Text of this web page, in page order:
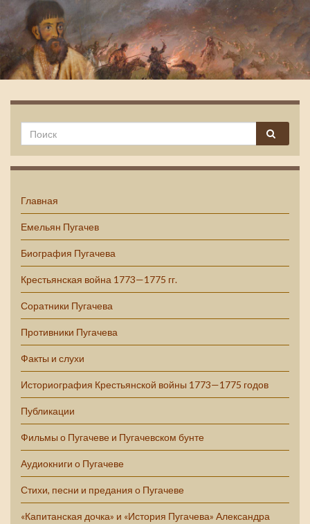
Емельян Пугачев
Главная
Емельян Пугачев
Биография Пугачева
Крестьянская война 1773—1775 гг.
Соратники Пугачева
Противники Пугачева
Факты и слухи
Историография Крестьянской войны 1773—1775 годов
Публикации
Фильмы о Пугачеве и Пугачевском бунте
Аудиокниги о Пугачеве
Стихи, песни и предания о Пугачеве
«Капитанская дочка» и «История Пугачева» Александра